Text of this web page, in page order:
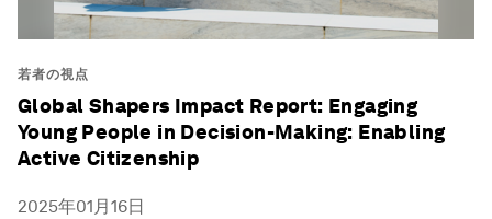
若者の視点
Global Shapers Impact Report: Engaging
Young People in Decision-Making: Enabling
Active Citizenship
2025年01月16日